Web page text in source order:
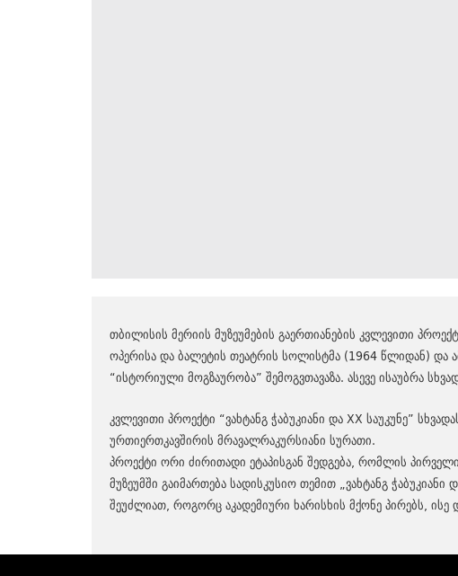
თბილისის მერიის მუზეუმების გაერთიანების კვლევითი
ოპერისა და ბალეტის თეატრის სოლისტმა (1964 წლიდან) და
“ისტორიული მოგზაურობა” შემოგვთავაზა. ასევე ისაუბრა
კვლევითი პროექტი “ვახტანგ ჭაბუკიანი და XX საუკუნე”
ურთიერთკავშირის მრავალრაკურსიანი სურათი.
პროექტი ორი ძირითადი ეტაპისგან შედგება, რომლის
მუზეუმში გაიმართება სადისკუსიო თემით „ვახტანგ
შეუძლიათ, როგორც აკადემიური ხარისხის მქონე პირებს,